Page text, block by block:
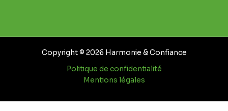
Copyright © 2026 Harmonie & Confiance
Politique de confidentialité
Mentions légales